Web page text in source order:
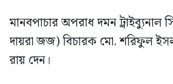
মানবপাচার অপরাধ দমন ট্রাইব্যুনাল
দায়রা জজ) বিচারক মো. শরিফুল
রায় দেন।